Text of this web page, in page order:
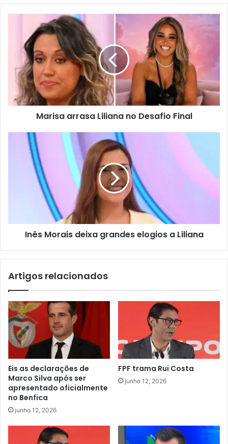
Marisa arrasa Liliana no Desafio Final
Inês Morais deixa grandes elogios a Liliana
Artigos relacionados
Eis as declarações de
Marco Silva após ser
apresentado oficialmente
no Benfica
junho 12, 2026
FPF trama Rui Costa
junho 12, 2026